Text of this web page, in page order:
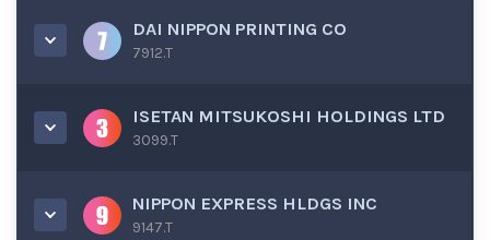
DAI NIPPON PRINTING CO
7912.T
ISETAN MITSUKOSHI HOLDINGS LTD
3099.T
NIPPON EXPRESS HLDGS INC
9147.T